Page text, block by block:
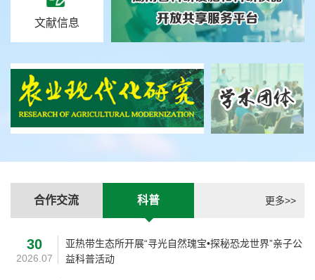
文献信息
合作交流 科普 更多>>
30
2026.07
亚热带生态所开展“寻光自然瑰宝•探秘恐龙世界”亲子公
益科普活动